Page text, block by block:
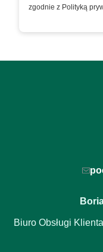
zgodnie z Polityką
Biuro Obsługi